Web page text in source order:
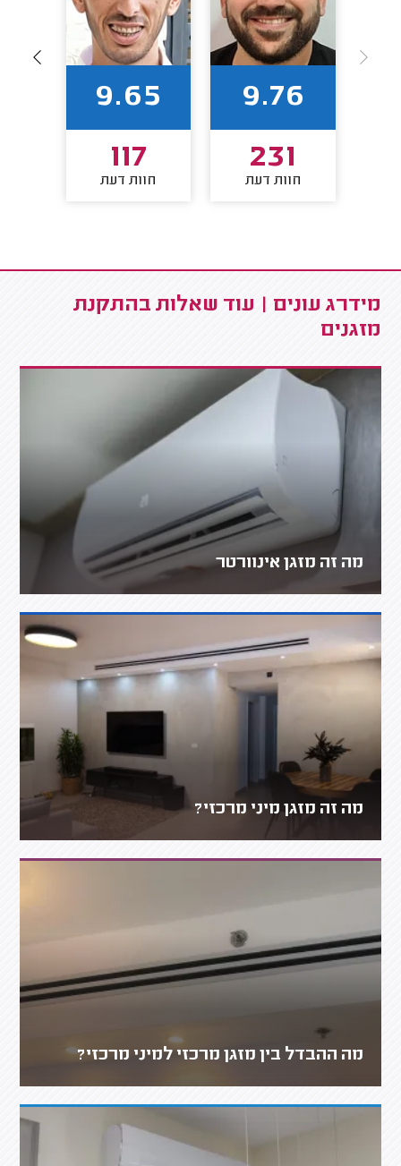
9.76
231
חוות דעת
9.65
117
חוות דעת
מידרג עונים | עוד שאלות בהתקנת
מזגנים
מה זה מזגן אינוורטר
מה זה מזגן מיני מרכזי?
מה ההבדל בין מזגן מרכזי למיני מרכזי?